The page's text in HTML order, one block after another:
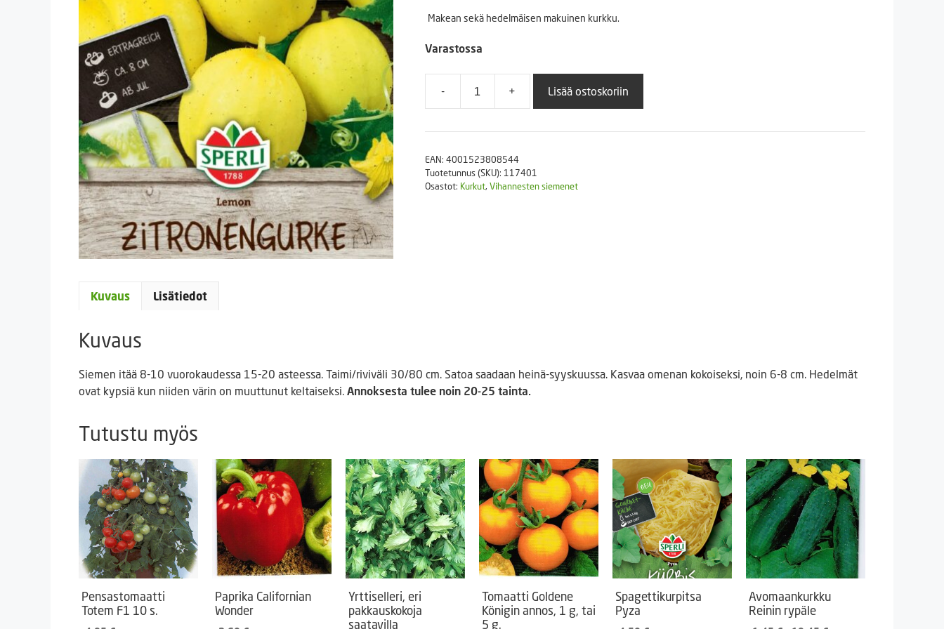
Makean sekä hedelmäisen makuinen kurkku.
Varastossa
-
Sitruunakurkku
määrä
+ Lisää ostoskoriin
EAN: 4001523808544
Tuotetunnus (SKU): 117401
Osastot: Kurkut, Vihannesten siemenet
Kuvaus Lisätiedot
Kuvaus
Siemen itää 8-10 vuorokaudessa 15-20 asteessa. Taimi/riviväli 30/80 cm. Satoa saadaan heinä-syyskuussa. Kasvaa omenan kokoiseksi, noin 6-8 cm. Hedelmät
ovat kypsiä kun niiden värin on muuttunut keltaiseksi. Annoksesta tulee noin 20-25 tainta.
Tutustu myös
Pensastomaatti
Totem F1 10 s.
Paprika Californian
Wonder
Yrttiselleri, eri
pakkauskokoja
saatavilla
Tomaatti Goldene
Königin annos, 1 g, tai
5 g.
Spagettikurpitsa
Pyza
Avomaankurkku
Reinin rypäle